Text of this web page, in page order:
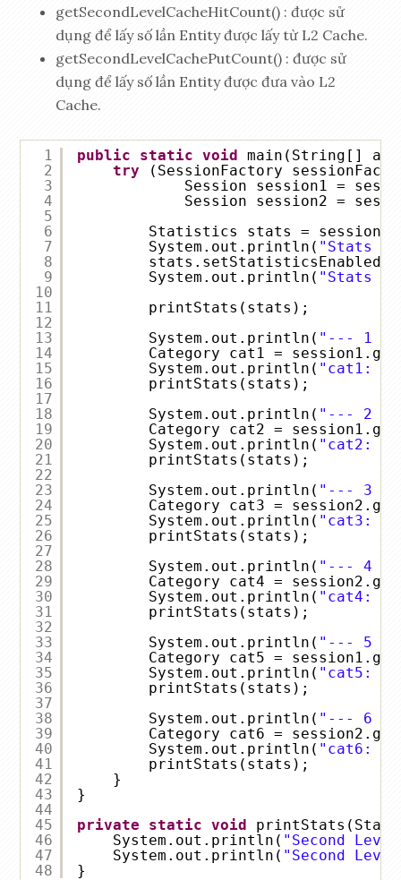
getSecondLevelCacheHitCount() : được sử
dụng để lấy số lần Entity được lấy từ L2 Cache.
getSecondLevelCachePutCount() : được sử
dụng để lấy số lần Entity được đưa vào L2
Cache.
1
2
3
4
5
6
7
8
9
10
11
12
13
14
15
16
17
18
19
20
21
22
23
24
25
26
27
28
29
30
31
32
33
34
35
36
37
38
39
40
41
42
43
44
45
46
47
48
public static void main(String[]
try
(SessionFactory
Session session1 =
Session session2 =
Statistics stats =
System.out.println( "Stats
stats.setStatisticsEnabled(
System.out.println( "Stats
printStats(stats);
System.out.println( "--- 1
Category cat1 =
System.out.println( "cat1: "
printStats(stats);
System.out.println( "--- 2
Category cat2 =
System.out.println( "cat2: "
printStats(stats);
System.out.println( "--- 3
Category cat3 =
System.out.println( "cat3: "
printStats(stats);
System.out.println( "--- 4
Category cat4 =
System.out.println( "cat4: "
printStats(stats);
System.out.println( "--- 5
Category cat5 =
System.out.println( "cat5: "
printStats(stats);
System.out.println( "--- 6
Category cat6 =
System.out.println( "cat6: "
printStats(stats);
}
}
private
static void
System.out.println( "Second
System.out.println( "Second
}